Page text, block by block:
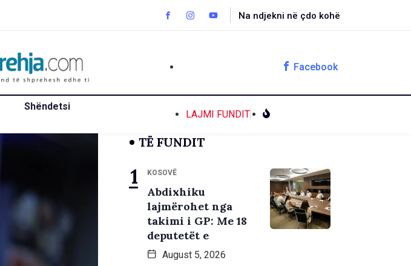
Na ndjekni në çdo kohë
Facebook
Shëndetsi
LAJMI FUNDIT
TË FUNDIT
KOSOVË
Abdixhiku
lajmërohet nga
takimi i GP: Me 18
deputetët e
August 5, 2026